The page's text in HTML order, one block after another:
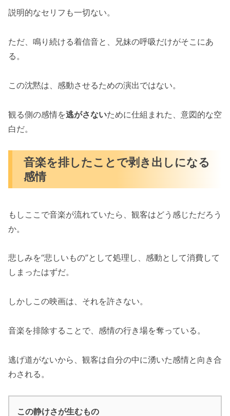
説明的なセリフも一切ない。
ただ、鳴り続ける着信音と、兄妹の呼吸だけがそこにあ
る。
この沈黙は、感動させるための演出ではない。
観る側の感情を逃がさないために仕組まれた、意図的な空
白だ。
音楽を排したことで剥き出しになる
感情
もしここで音楽が流れていたら、観客はどう感じただろう
か。
悲しみを“悲しいもの”として処理し、感動として消費して
しまったはずだ。
しかしこの映画は、それを許さない。
音楽を排除することで、感情の行き場を奪っている。
逃げ道がないから、観客は自分の中に湧いた感情と向き合
わされる。
この静けさが生むもの